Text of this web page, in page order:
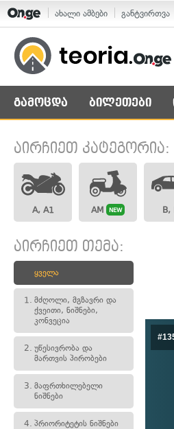
ახალი ამბები განტვირთვა
გამოცდა ბილეთები
აირჩიეთ კატეგორია:
A, A1 AM NEW B,
აირჩიეთ თემა:
ყველა
1. მძღოლი, მგზავრი და
ქვეითი, ნიშნები,
კონვეცია
2. უწესივრობა და
მართვის პირობები
3. მაფრთხილებელი
ნიშნები
4. პრიორიტეტის ნიშნები